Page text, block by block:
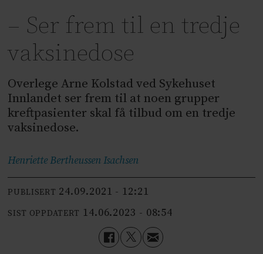
– Ser frem til en tredje
vaksinedose
Overlege Arne Kolstad ved Sykehuset
Innlandet ser frem til at noen grupper
kreftpasienter skal få tilbud om en tredje
vaksinedose.
Henriette BertheussenIsachsen
PUBLISERT 24.09.2021 - 12:21
SIST OPPDATERT 14.06.2023 - 08:54